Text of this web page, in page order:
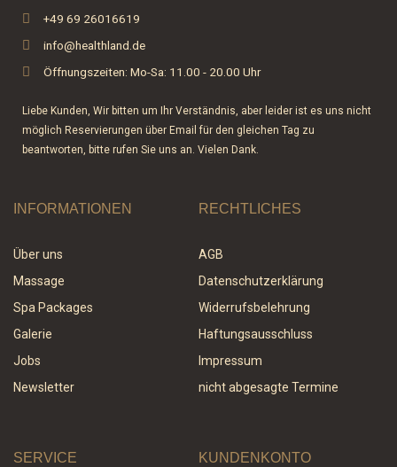
+49 69 26016619
info@healthland.de
Öffnungszeiten: Mo-Sa: 11.00 - 20.00 Uhr
Liebe Kunden, Wir bitten um Ihr Verständnis, aber leider ist es uns nicht
möglich Reservierungen über Email für den gleichen Tag zu
beantworten, bitte rufen Sie uns an. Vielen Dank.
INFORMATIONEN
Über uns
Massage
Spa Packages
Galerie
Jobs
Newsletter
RECHTLICHES
AGB
Datenschutzerklärung
Widerrufsbelehrung
Haftungsausschluss
Impressum
nicht abgesagte Termine
SERVICE KUNDENKONTO